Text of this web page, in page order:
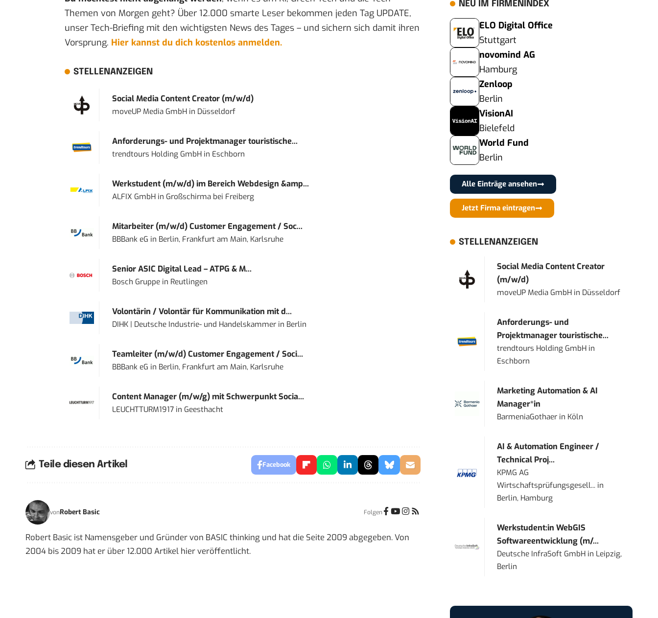
Themen von Morgen geht? Über 12.000 smarte Leser bekommen jeden Tag UPDATE,
unser Tech-Briefing mit den wichtigsten News des Tages – und sichern sich damit ihren
Vorsprung. Hier kannst du dich kostenlos anmelden.
STELLENANZEIGEN
Social Media Content Creator (m/w/d)
moveUP Media GmbHin Düsseldorf
Anforderungs- und Projektmanager touristische...
trendtours Holding GmbHin Eschborn
Werkstudent (m/w/d) im Bereich Webdesign &amp...
ALFIX GmbHin Großschirma bei Freiberg
Mitarbeiter (m/w/d) Customer Engagement / Soc...
BBBank eG in Berlin, Frankfurt am Main, Karlsruhe
Senior ASIC Digital Lead – ATPG & M...
Bosch Gruppein Reutlingen
Volontärin / Volontär für Kommunikation mit d...
DIHK | Deutsche Industrie- und Handelskammerin Berlin
Teamleiter (m/w/d) Customer Engagement / Soci...
BBBank eG in Berlin, Frankfurt am Main, Karlsruhe
Content Manager (m/w/g) mit Schwerpunkt Socia...
LEUCHTTURM1917in Geesthacht
Teile diesen Artikel Facebook
vonRobert Basic Folgen
Robert Basic ist Namensgeber und Gründer von BASIC thinking und hat die Seite 2009 abgegeben. Von
2004 bis 2009 hat er über 12.000 Artikel hier veröffentlicht.
NEU IM FIRMENINDEX
ELO Digital Office
Stuttgart
novomind AG
Hamburg
Zenloop
Berlin
VisionAI
Bielefeld
World Fund
Berlin
Alle Einträge ansehen
Jetzt Firma eintragen
STELLENANZEIGEN
Social Media Content Creator
(m/w/d)
moveUP Media GmbH in Düsseldorf
Anforderungs- und
Projektmanager touristische...
trendtours Holding GmbH in
Eschborn
Marketing Automation & AI
Manager*in
BarmeniaGothaer in Köln
AI & Automation Engineer /
Technical Proj...
KPMG AG
Wirtschaftsprüfungsgesell... in
Berlin, Hamburg
Werkstudent:in WebGIS
Softwareentwicklung (m/...
Deutsche InfraSoft GmbH in Leipzig,
Berlin